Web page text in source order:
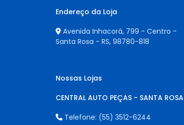
Endereço da Loja
Avenida Inhacorá, 799 - Centro -
Santa Rosa - RS, 98780-818
Nossas Lojas
CENTRAL AUTO PEÇAS - SANTA ROSA
Telefone: (55) 3512-6244